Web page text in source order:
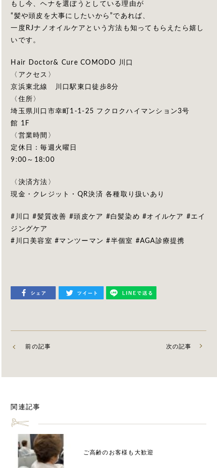
もし今、ヘナを選ぼうとしている理由が
“髪や頭皮を大事にしたいから”であれば、
一度RJナノオイルケアという方法も知ってもらえたら嬉し
いです。
Hair Doctor& Cure COMODO 川口
〈アクセス〉
京浜東北線 川口駅東口徒歩8分
〈住所〉
埼玉県川口市幸町1-1-25 フクロクハイマンション3号
館 1F
〈営業時間〉
定休日：毎週火曜日
9:00～18:00
〈決済方法〉
現金・クレジット・QR決済 各種取り扱いあり
#川口 #髪質改善 #頭皮ケア #白髪染め #オイルケア #エイ
ジングケア
#川口美容室 #マンツーマン #半個室 #AGA診療提携
前の記事 次の記事
関連記事
ご高齢のお客様も大歓迎